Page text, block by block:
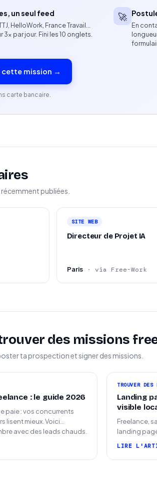
collaborer avec des équipes
concepts techniques auprès
similaires.
et capacité à travailler avec
un seul feed
HelloWork, France Travail…
par jour. Fini les 10 onglets.
🚀
En
cette mission →
carte bancaire.
récemment publiées.
SITE WEB
Directeur de Projet IA
Paris · via Free-Work
des missions
ta prospection et signer des missions.
: le guide 2026
paie : vos concurrents
lisent mieux. Voici
avec des leads chauds.
TROUVER
Landing
visible
Freelance,
landing
LIRE